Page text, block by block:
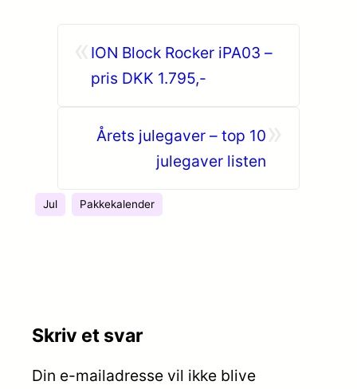
ION Block Rocker iPA03 –
pris DKK 1.795,-
Årets julegaver – top 10
julegaver listen
Jul Pakkekalender
Skriv et svar
Din e-mailadresse vil ikke blive